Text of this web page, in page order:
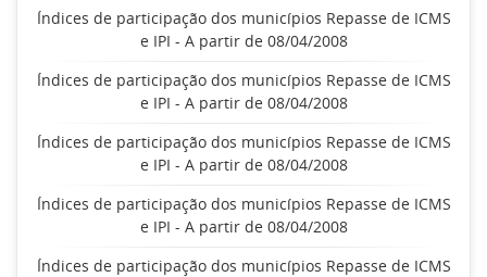
Índices de participação dos municípios Repasse de ICMS
e IPI - A partir de 08/04/2008
Índices de participação dos municípios Repasse de ICMS
e IPI - A partir de 08/04/2008
Índices de participação dos municípios Repasse de ICMS
e IPI - A partir de 08/04/2008
Índices de participação dos municípios Repasse de ICMS
e IPI - A partir de 08/04/2008
Índices de participação dos municípios Repasse de ICMS